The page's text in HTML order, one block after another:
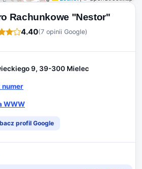
Rachunkowe "Nestor"
4.40(7 opinii Google)
9, 39-300 Mielec
numer
WWW
profil Google